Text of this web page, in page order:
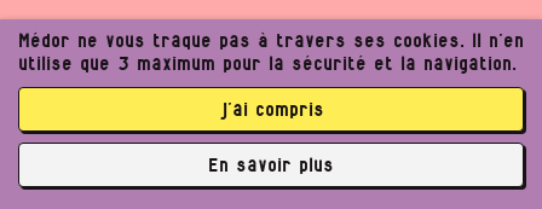
Médor ne vous traque pas à travers ses cookies. Il n’en
utilise que 3 maximum pour la sécurité et la navigation.
j’ai compris
En savoir plus